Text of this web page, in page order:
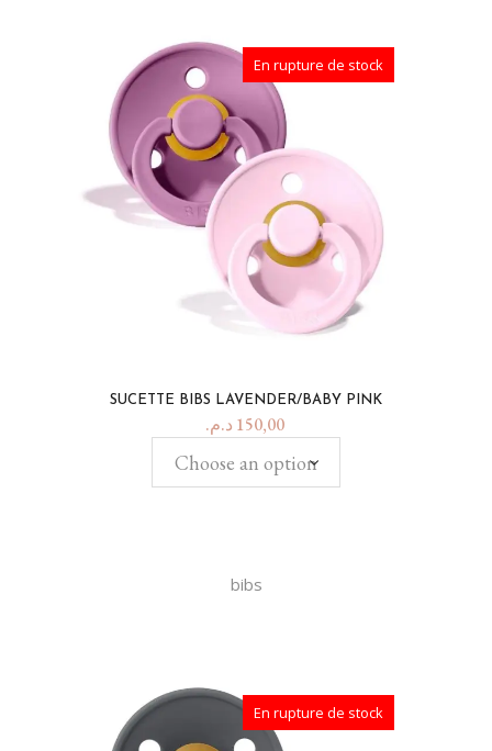
En rupture de stock
SUCETTE BIBS LAVENDER/BABY PINK
150,00 د.م.
Choose an option
bibs
En rupture de stock